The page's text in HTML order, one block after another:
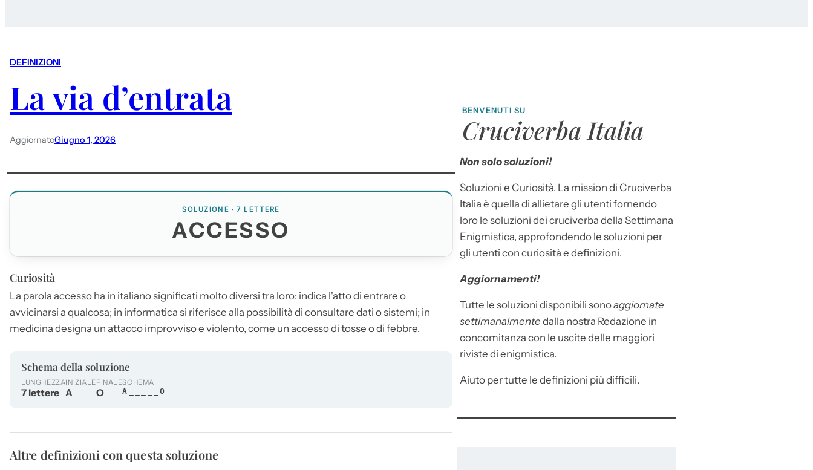
DEFINIZIONI
La via d’entrata
AggiornatoGiugno 1, 2026
SOLUZIONE · 7 LETTERE
ACCESSO
Curiosità
La parola accesso ha in italiano significati molto diversi tra loro: indica l'atto di entrare o
avvicinarsi a qualcosa; in informatica si riferisce alla possibilità di consultare dati o sistemi; in
medicina designa un attacco improvviso e violento, come un accessodi tosse o di febbre.
Schema della soluzione
LUNGHEZZA
7 lettere
INIZIALE
A
FINALE
O
SCHEMA
A_____O
Altre definizioni con questa soluzione
BENVENUTI SU
Cruciverba Italia
Non solo soluzioni!
Soluzioni e Curiosità. La mission di Cruciverba
Italia è quella di allietare gli utenti fornendo
loro le soluzioni dei cruciverba della Settimana
Enigmistica, approfondendo le soluzioni per
gli utenti con curiosità e definizioni.
Aggiornamenti!
Tutte le soluzioni disponibili sonoaggiornate
settimanalmente dalla nostra Redazione in
concomitanza con le uscite delle maggiori
riviste di enigmistica.
Aiuto per tutte le definizioni più difficili.